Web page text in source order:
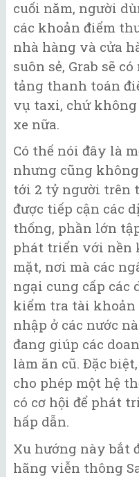
cuối năm, người
các khoản điểm
nhà hàng và cửa
suôn sẻ, Grab sẽ
tảng thanh toán
vụ taxi, chứ
xe nữa.
Có thế nói đây là
nhưng cũng
tới 2 tỷ người trên
được tiếp cận các
thống, phần lớn
phát triển với nền
mặt, nơi mà các
ngại cung cấp các
kiểm tra tài
nhập ở các nước
đang giúp các
làm ăn cũ. Đặc
cho phép một hệ
có cơ hội để phát
hấp dẫn.
Xu hướng này bắt
hãng viễn thông